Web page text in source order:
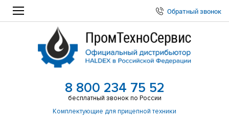
Обратный звонок
8 800 234 75 52
бесплатный звонок по России
Комплектующие для прицепной техники